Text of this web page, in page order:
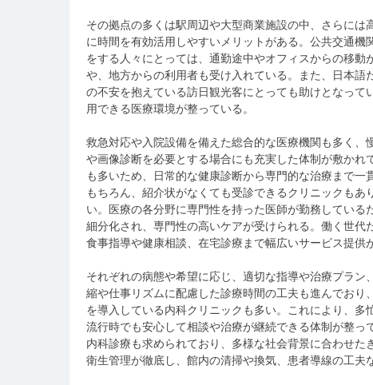
その拠点の多くは駅周辺や大型商業施設の中、さらに
に時間を有効活用しやすいメリットがある。公共交通
をする人々にとっては、通勤途中やオフィスからの移
や、地方からの利用者も受け入れている。また、日本
の不安を抱えている訪日観光客にとっても助けとなっ
用できる医療環境が整っている。
救急対応や入院設備を備えた総合的な医療機関も多く
や画像診断を必要とする場合にも充実した体制が敷か
も多いため、日常的な健康診断から専門的な治療まで一
もちろん、紹介状がなくても受診できるクリニックも
い。医療の各分野に専門性を持った医師が勤務してい
細分化され、専門性の高いケアが受けられる。働く世代
食事指導や健康相談、在宅診療まで幅広いサービス提供
それぞれの病態や希望に応じ、適切な指導や治療プラ
縮や仕事リズムに配慮した診療時間の工夫も進んでお
を導入している内科クリニックも多い。これにより、
流行時でも安心して相談や治療が継続できる体制が整
内科診療も求められており、多様な社会背景に合わせ
衛生管理が徹底し、館内の清掃や換気、患者導線の工夫